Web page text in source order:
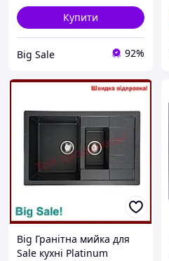
Купити
Big Sale 92%
Big Гранітна мийка для
Sale кухні Platinum